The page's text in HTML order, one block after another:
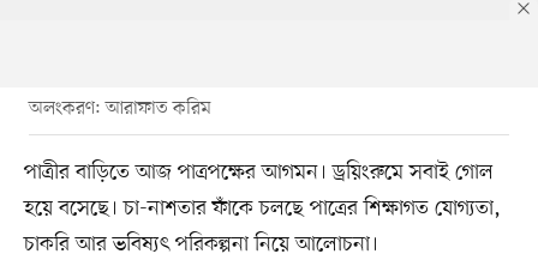
অলংকরণ: আরাফাত করিম
পাত্রীর বাড়িতে আজ পাত্রপক্ষের আগমন। ড্রয়িংরুমে সবাই গোল
হয়ে বসেছে। চা-নাশতার ফাঁকে চলছে পাত্রের শিক্ষাগত যোগ্যতা,
চাকরি আর ভবিষ্যৎ পরিকল্পনা নিয়ে আলোচনা।